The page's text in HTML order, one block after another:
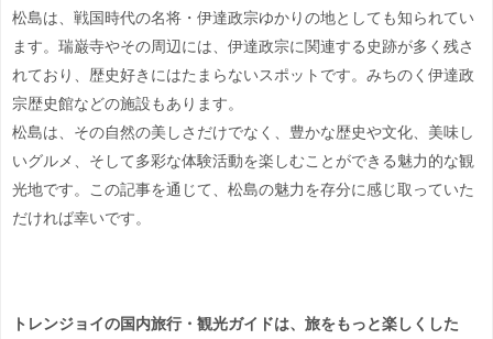
松島は、戦国時代の名将・伊達政宗ゆかりの地としても知られてい
ます。瑞巌寺やその周辺には、伊達政宗に関連する史跡が多く残さ
れており、歴史好きにはたまらないスポットです。みちのく伊達政
宗歴史館などの施設もあります。
松島は、その自然の美しさだけでなく、豊かな歴史や文化、美味し
いグルメ、そして多彩な体験活動を楽しむことができる魅力的な観
光地です。この記事を通じて、松島の魅力を存分に感じ取っていた
だければ幸いです。
トレンジョイの国内旅行・観光ガイドは、旅をもっと楽しくした